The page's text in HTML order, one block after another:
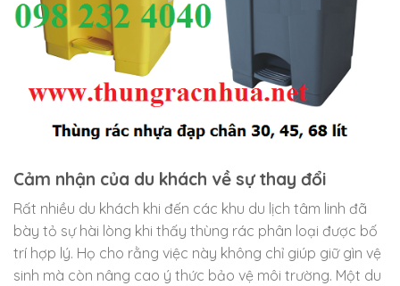
Cảm nhận của du khách về sự thay đổi
Rất nhiều du khách khi đến các khu du lịch tâm linh đã
bày tỏ sự hài lòng khi thấy thùng rác phân loại được bố
trí hợp lý. Họ cho rằng việc này không chỉ giúp giữ gìn vệ
sinh mà còn nâng cao ý thức bảo vệ môi trường. Một du